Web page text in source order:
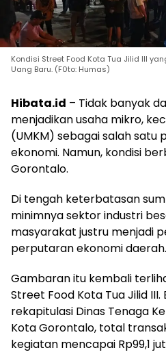
Kondisi Street Food Kota Tua Jilid III
Uang Baru. (F0to: Humas)
Hibata.id – Tidak banyak
menjadikan usaha mikro,
(UMKM) sebagai salah satu
ekonomi. Namun, kondisi
Gorontalo.
Di tengah keterbatasan
minimnya sektor industri
masyarakat justru menjadi
perputaran ekonomi daerah.
Gambaran itu kembali
Street Food Kota Tua Jilid
rekapitulasi Dinas Tenaga
Kota Gorontalo, total
kegiatan mencapai Rp99,1